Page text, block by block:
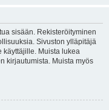
sisään. Rekisteröityminen
Sivuston ylläpitäjä
käyttäjille. Muista lukea
kirjautumista. Muista myös